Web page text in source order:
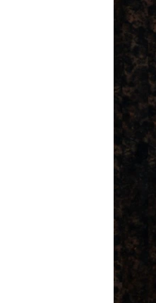
УКРАИНСКАЯ ПРОБЛЕМА